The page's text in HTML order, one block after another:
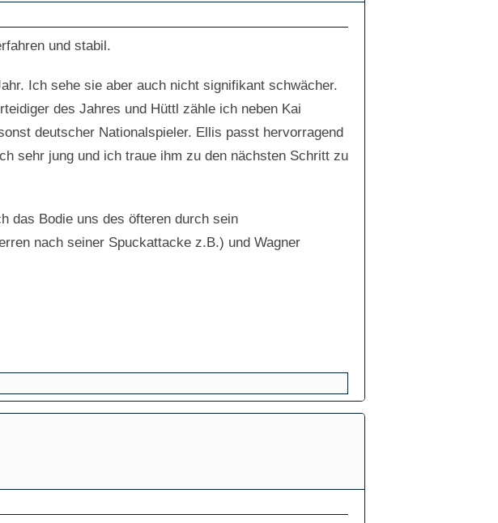
und stabil.
Ich sehe sie aber auch nicht signifikant schwächer.
des Jahres und Hüttl zähle ich neben Kai
deutscher Nationalspieler. Ellis passt hervorragend
sehr jung und ich traue ihm zu den nächsten Schritt zu
das Bodie uns des öfteren durch sein
nach seiner Spuckattacke z.B.) und Wagner